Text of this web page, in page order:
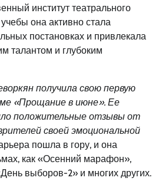
институт театрального
она активно стала
постановках и привлекала
талантом и глубоким
получила свою первую
«Прощание в июне». Ее
положительные отзывы от
своей эмоциональной
пошла в гору, и она
как «Осенний марафон»,
выборов-2» и многих других.